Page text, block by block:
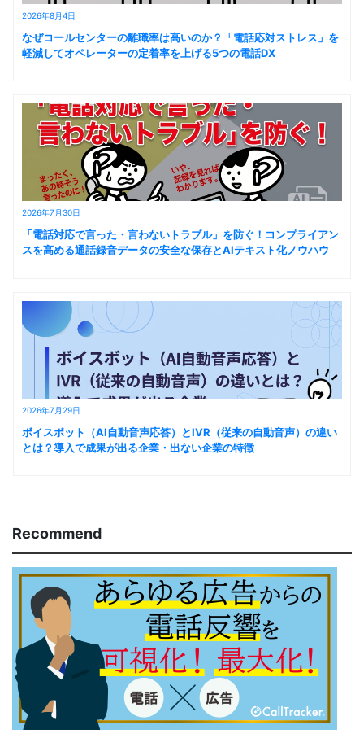
2026年8月4日
なぜコールセンターの離職率は高いのか？「電話応対ストレス」を
軽減してオペレーターの定着率を上げる5つの電話DX
2026年7月30日
「電話対応で言った・言わないトラブル」を防ぐ！コンプライアン
スを高める通話録音データの安全な保存とAIテキスト化ノウハウ
2026年7月29日
ボイスボット（AI自動音声応答）とIVR（従来の自動音声）の違い
とは？導入で成果が出る企業・出ない企業の特徴
Recommend